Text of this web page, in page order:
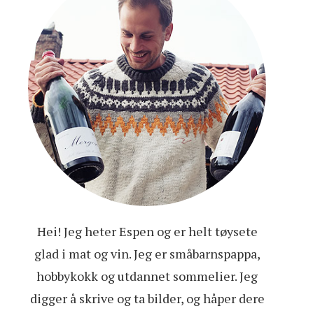
Hei! Jeg heter Espen og er helt tøysete
glad i mat og vin. Jeg er småbarnspappa,
hobbykokk og utdannet sommelier. Jeg
digger å skrive og ta bilder, og håper dere